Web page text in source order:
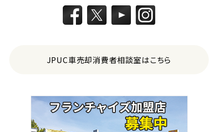
JPUC車売却消費者相談室はこちら